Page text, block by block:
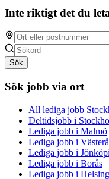
Inte riktigt det du
Sök
Sök jobb via ort
All lediga jobb
Deltidsjobb i
Lediga jobb i Malmö
Lediga jobb i
Lediga jobb i
Lediga jobb i Borås
Lediga jobb i